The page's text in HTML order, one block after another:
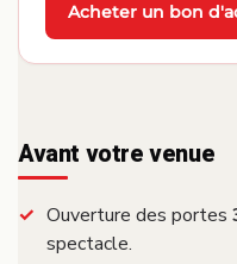
Acheter un bon
·
Avant votre venue
Ouverture des portes
spectacle.